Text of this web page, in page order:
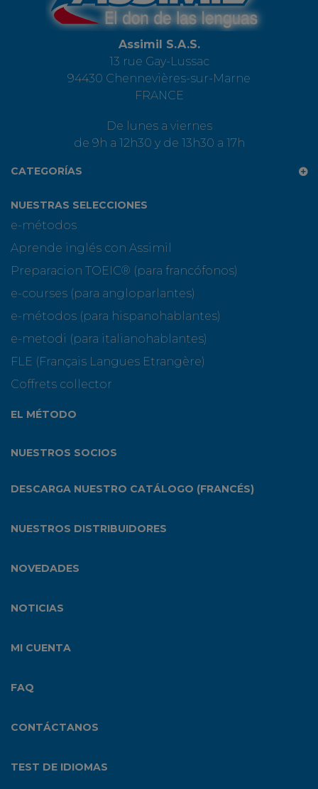
Assimil S.A.S.
13 rue Gay-Lussac
94430 Chennevières-sur-Marne
FRANCE
De lunes a viernes
de 9h a 12h30 y de 13h30 a 17h
CATEGORÍAS
NUESTRAS SELECCIONES
e-métodos
Aprende inglés con Assimil
Preparacion TOEIC® (para francófonos)
e-courses (para angloparlantes)
e-métodos (para hispanohablantes)
e-metodi (para italianohablantes)
FLE (Français Langues Etrangère)
Coffrets collector
EL MÉTODO
NUESTROS SOCIOS
DESCARGA NUESTRO CATÁLOGO (FRANCÉS)
NUESTROS DISTRIBUIDORES
NOVEDADES
NOTICIAS
MI CUENTA
FAQ
CONTÁCTANOS
TEST DE IDIOMAS